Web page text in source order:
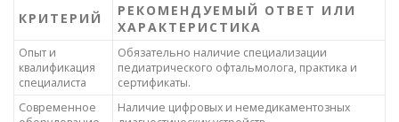
КРИТЕРИЙ
РЕКОМЕНДУЕМЫЙ ОТВЕТ ИЛИ
ХАРАКТЕРИСТИКА
Опыт и
квалификация
специалиста
Обязательно наличие специализации
педиатрического офтальмолога, практика и
сертификаты.
Современное
Наличие цифровых и немедикаментозных